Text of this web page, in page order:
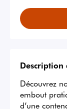
Découvrez
embout
d’une